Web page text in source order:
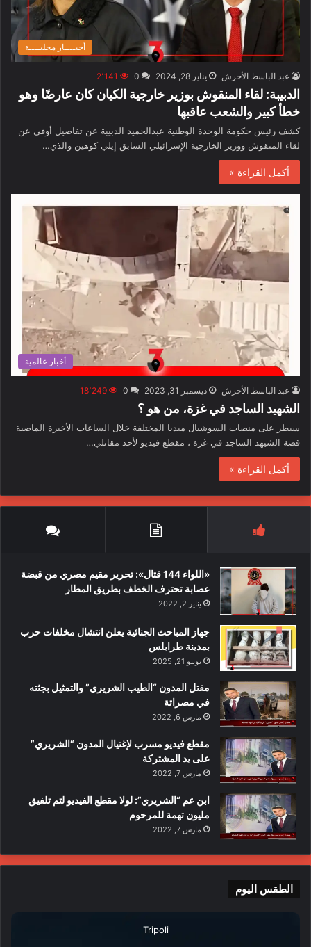
أخبــــار محليــــة
عبد الباسط الأحرش يناير 28, 2024 0 2٬141
الدبيبة: لقاء المنقوش بوزير خارجية الكيان كان عارضًا وهو
خطأ كبير والشعب عاقبها
كشف رئيس حكومة الوحدة الوطنية عبدالحميد الدبيبة عن تفاصيل أوفى عن
لقاء المنقوش ووزير الخارجية الإسرائيلي السابق إيلي كوهين والذي…
أكمل القراءة »
أخبار عالمية
عبد الباسط الأحرش ديسمبر 31, 2023 0 18٬249
الشهيد الساجد في غزة، من هو ؟
سيطر على منصات السوشيال ميديا المختلفة خلال الساعات الأخيرة الماضية
قصة الشيهد الساجد في غزة ، مقطع فيديو لأحد مقاتلي…
أكمل القراءة »
«اللواء 144 قتال»: تحرير مقيم مصري من قبضة
عصابة تحترف الخطف بطريق المطار
يناير 2, 2022
جهاز المباحث الجنائية يعلن انتشال مخلفات حرب
بمدينة طرابلس
يونيو 21, 2025
مقتل المدون “الطيب الشريري” والتمثيل بجثته
في مصراتة
مارس 6, 2022
مقطع فيديو مسرب لإغتيال المدون “الشريري”
على يد المشتركة
مارس 7, 2022
ابن عم “الشريري”: لولا مقطع الفيديو لتم تلفيق
مليون تهمة للمرحوم
مارس 7, 2022
الطقس اليوم
Tripoli